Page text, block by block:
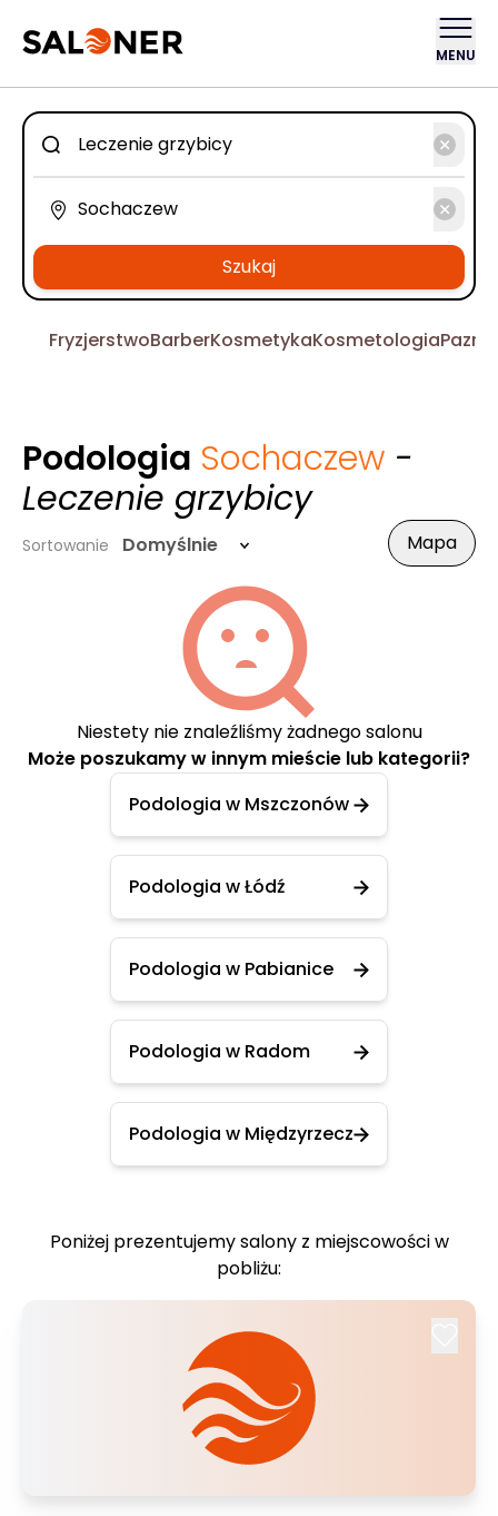
MENU
Szukaj
FryzjerstwoBarberKosmetykaKosmetologia
Podologia Sochaczew -
Leczenie grzybicy
Sortowanie Domyślnie Mapa
Niestety nie znaleźliśmy żadnego salonu
Może poszukamy w innym mieście lub kategorii?
Podologia w Mszczonów
Podologia w Łódź
Podologia w Pabianice
Podologia w Radom
Podologia w Międzyrzecz
Poniżej prezentujemy salony z miejscowości w
pobliżu: